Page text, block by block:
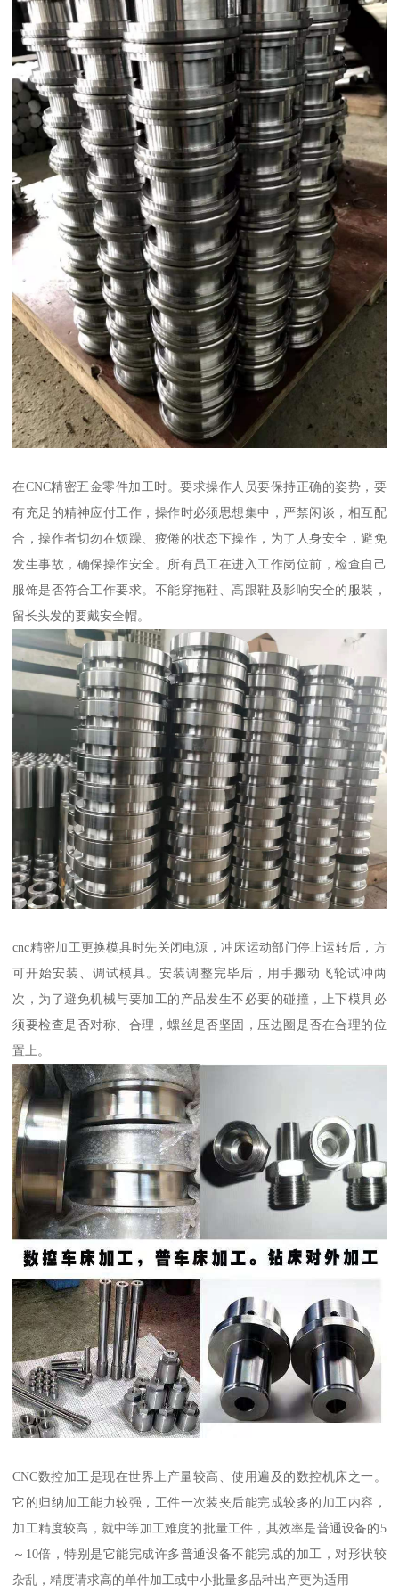
在CNC精密五金零件加工时。要求操作人员要保持正确的姿势，要
有充足的精神应付工作，操作时必须思想集中，严禁闲谈，相互配
合，操作者切勿在烦躁、疲倦的状态下操作，为了人身安全，避免
发生事故，确保操作安全。所有员工在进入工作岗位前，检查自己
服饰是否符合工作要求。不能穿拖鞋、高跟鞋及影响安全的服装，
留长头发的要戴安全帽。
cnc精密加工更换模具时先关闭电源，冲床运动部门停止运转后，方
可开始安装、调试模具。安装调整完毕后，用手搬动飞轮试冲两
次，为了避免机械与要加工的产品发生不必要的碰撞，上下模具必
须要检查是否对称、合理，螺丝是否坚固，压边圈是否在合理的位
置上。
CNC数控加工是现在世界上产量较高、使用遍及的数控机床之一。
它的归纳加工能力较强，工件一次装夹后能完成较多的加工内容，
加工精度较高，就中等加工难度的批量工件，其效率是普通设备的5
～10倍，特别是它能完成许多普通设备不能完成的加工，对形状较
杂乱，精度请求高的单件加工或中小批量多品种出产更为适用